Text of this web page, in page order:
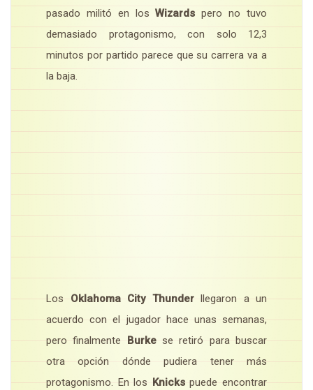
pasado militó en losWizards pero no tuvo
demasiado protagonismo, con solo 12,3
minutos por partido parece que su carrera va a
la baja.
Los Oklahoma City Thunderllegaron a un
acuerdo con el jugador hace unas semanas,
pero finalmente Burkese retiró para buscar
otra opción dónde pudiera tener más
protagonismo. En los Knickspuede encontrar